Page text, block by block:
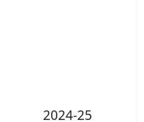
2024-25